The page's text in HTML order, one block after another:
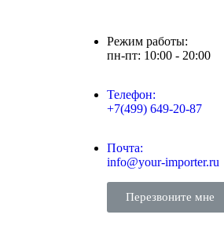
Режим работы:
пн-пт: 10:00 - 20:00
Телефон:
+7(499) 649-20-87
Почта:
info@your-importer.ru
Перезвоните мне